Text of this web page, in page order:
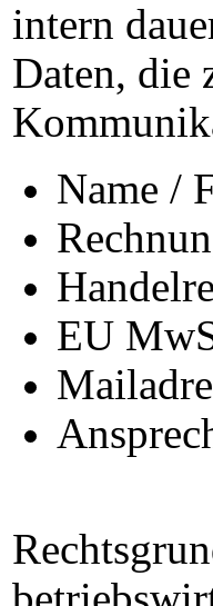
intern
Daten, die
Name /
EU